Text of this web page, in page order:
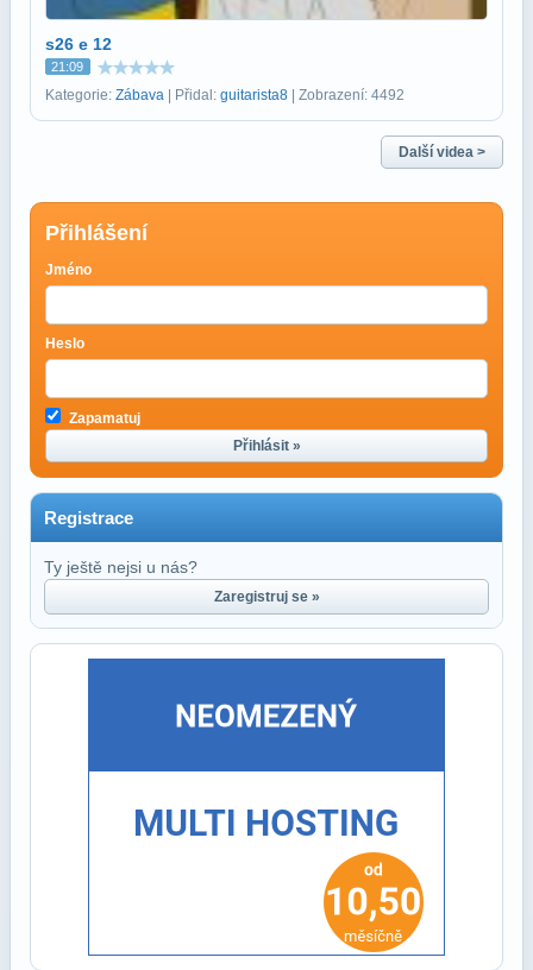
s26 e 12
21:09
Kategorie: Zábava | Přidal: guitarista8 | Zobrazení: 4492
Další videa >
Přihlášení
Jméno
Heslo
Zapamatuj
Přihlásit »
Registrace
Ty ještě nejsi u nás?
Zaregistruj se »